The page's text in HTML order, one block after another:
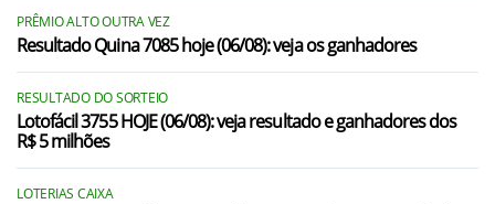
PRÊMIO ALTO OUTRA VEZ
Resultado Quina 7085 hoje (06/08): veja os ganhadores
RESULTADO DO SORTEIO
Lotofácil 3755 HOJE (06/08): veja resultado e ganhadores dos
R$ 5 milhões
LOTERIAS CAIXA